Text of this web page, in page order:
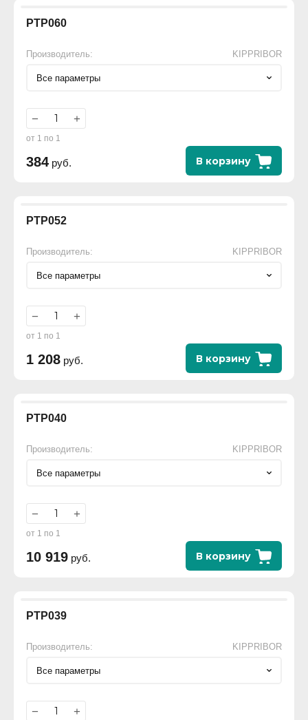
РТР060
Производитель: KIPPRIBOR
Все параметры
− +
от 1 по 1
384 руб. В корзину
РТР052
Производитель: KIPPRIBOR
Все параметры
− +
от 1 по 1
1 208 руб. В корзину
РТР040
Производитель: KIPPRIBOR
Все параметры
− +
от 1 по 1
10 919 руб. В корзину
РТР039
Производитель: KIPPRIBOR
Все параметры
− +